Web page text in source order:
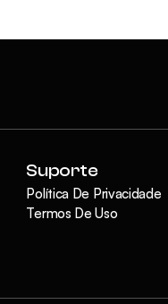
Suporte
Política De Privacidade
Termos De Uso